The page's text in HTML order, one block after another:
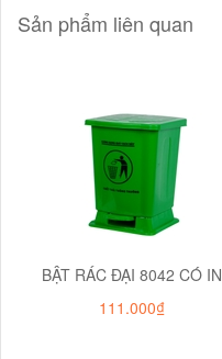
Sản phẩm liên quan
BẬT RÁC ĐẠI 8042 CÓ IN
111.000₫